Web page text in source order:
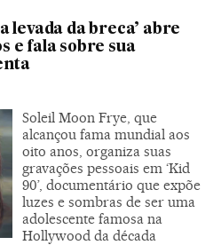
levada da breca’ abre
e fala sobre sua
Soleil Moon Frye, que
alcançou fama mundial aos
oito anos, organiza suas
gravações pessoais em ‘Kid
90’, documentário que expõe
luzes e sombras de ser uma
adolescente famosa na
Hollywood da década